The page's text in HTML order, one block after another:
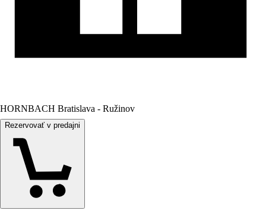
HORNBACH Bratislava - Ružinov
Rezervovať v predajni